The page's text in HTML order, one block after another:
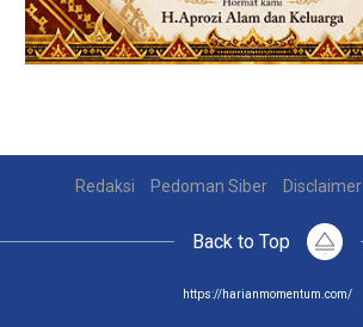
Redaksi Pedoman Siber Disclaimer
Back to Top
https://harianmomentum.com/